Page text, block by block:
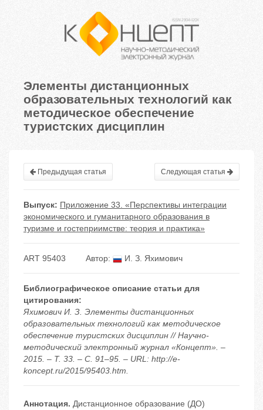
Элементы дистанционных
образовательных технологий как
методическое обеспечение
туристских дисциплин
Предыдущая статья Следующая статья
Выпуск: Приложение 33. «Перспективы интеграции
экономического и гуманитарного образования в
туризме и гостеприимстве: теория и практика»
ART 95403 Автор: И. З. Яхимович
Библиографическое описание статьи для
цитирования:
Яхимович И. З. Элементы дистанционных
образовательных технологий как методическое
обеспечение туристских дисциплин // Научно-
методический электронный журнал «Концепт». –
2015. – Т. 33. – С. 91–95. – URL: http://e-
koncept.ru/2015/95403.htm.
Аннотация. Дистанционное образование (ДО)